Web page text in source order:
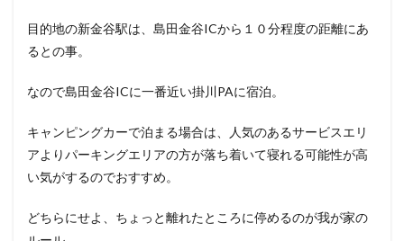
目的地の新金谷駅は、島田金谷ICから１０分程度の距離にあ
るとの事。
なので島田金谷ICに一番近い掛川PAに宿泊。
キャンピングカーで泊まる場合は、人気のあるサービスエリ
アよりパーキングエリアの方が落ち着いて寝れる可能性が高
い気がするのでおすすめ。
どちらにせよ、ちょっと離れたところに停めるのが我が家の